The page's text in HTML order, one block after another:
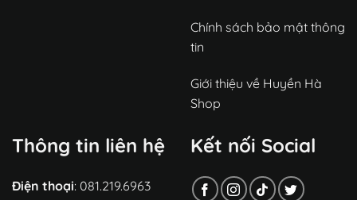
Chính sách bảo mật thông
tin
Giới thiệu về Huyền Hà
Shop
Thông tin liên hệ
Điện thoại: 081.219.6963
Kết nối Social